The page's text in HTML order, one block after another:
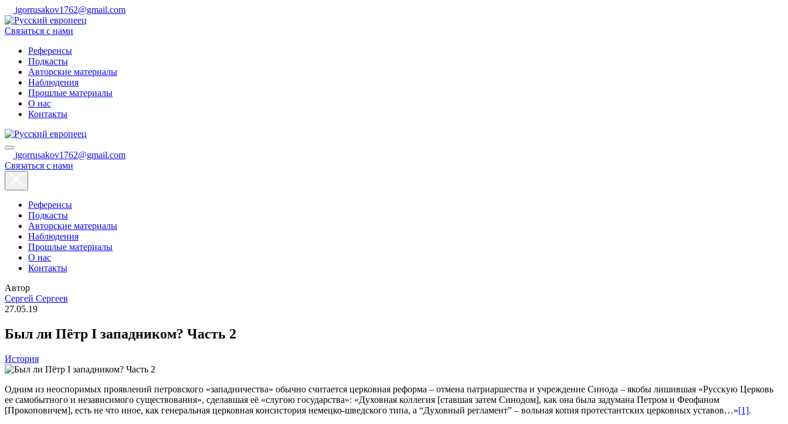
igorrusakov1762@gmail.com
Связаться с нами
Референсы
Подкасты
Авторские материалы
Наблюдения
Прошлые материалы
О нас
Контакты
igorrusakov1762@gmail.com
Связаться с нами
Референсы
Подкасты
Авторские материалы
Наблюдения
Прошлые материалы
О нас
Контакты
Автор
Сергей Сергеев
27.05.19
Был ли Пётр I западником? Часть 2
История
Одним из неоспоримых проявлений петровского «западничества» обычно считается церковная реформа – отмена патриаршества и учреждение Синода – якобы лишившая «Русскую Церковь
ее самобытного и независимого существования», сделавшая её «слугою государства»: «Духовная коллегия [ставшая затем Синодом], как она была задумана Петром и Феофаном
[Прокоповичем], есть не что иное, как генеральная церковная консистория немецко-шведского типа, а “Духовный регламент” – вольная копия протестантских церковных уставов…»[1].